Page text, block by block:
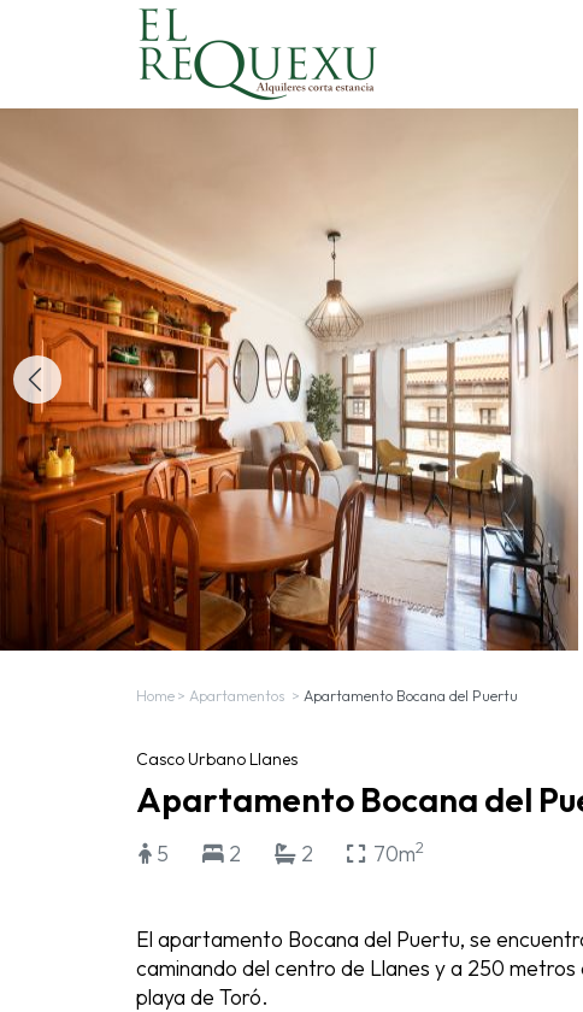
Home > Apartamentos > Apartamento Bocana del Puertu
Casco Urbano Llanes
Apartamento Bocana del
5 2 2 70m2
El apartamento Bocana del Puertu, se
caminando del centro de Llanes y a 250
playa de Toró.